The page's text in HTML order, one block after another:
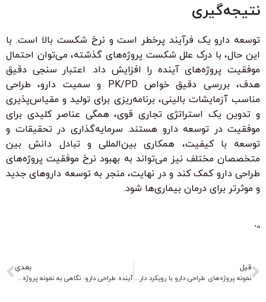
نتیجه‌گیری
توسعه دارو یک فرآیند پرخطر است و نرخ شکست بالا است. با
این حال، با درک علل شکست پروژه‌های گذشته، می‌توان احتمال
موفقیت پروژه‌های آینده را افزایش داد. اعتبار سنجی دقیق
هدف، بررسی دقیق خواص PK/PD و سمیت دارو، طراحی
مناسب آزمایشات بالینی، برنامه‌ریزی برای تولید و مقیاس‌پذیری
و تدوین یک استراتژی تجاری قوی، همگی عناصر کلیدی برای
موفقیت در توسعه دارو هستند. سرمایه‌گذاری در تحقیقات و
توسعه با کیفیت، همکاری بین‌المللی و تبادل دانش بین
متخصصان مختلف نیز می‌تواند به بهبود نرخ موفقیت پروژه‌های
طراحی دارو کمک کند و در نهایت، منجر به توسعه داروهای جدید
و موثرتر برای درمان بیماری‌ها شود.
“`
قبل
نمونه پروژه‌های طراحی دارو با رویکرد داروهای ضد ویروس
بعدی
آینده طراحی دارو: نگاهی به نمونه پروژه‌های پیشگام